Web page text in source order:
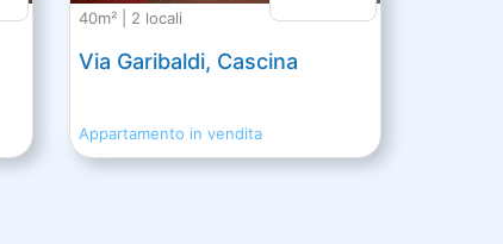
40m² | 2 locali
Via Garibaldi, Cascina
Appartamento in vendita